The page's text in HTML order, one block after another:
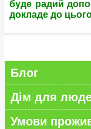
буде радий
докладе до
Блог
Дім для
Умови